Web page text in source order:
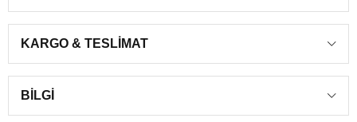
KARGO & TESLIMAT
BILGI